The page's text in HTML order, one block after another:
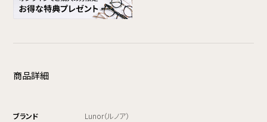
商品詳細
ブランド
Lunor（ルノア）